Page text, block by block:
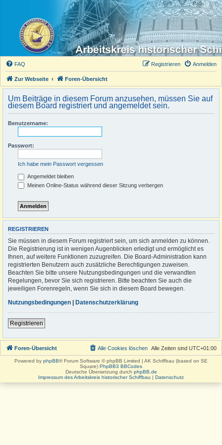
FAQ Anmelden
Registrieren
Zur Webseite Foren-Übersicht
Um Beiträge in diesem Forum anzusehen, müssen Sie auf
diesem Board registriert und angemeldet sein.
Benutzername:
Passwort:
Ich habe mein Passwort vergessen
Angemeldet bleiben
Meinen Online-Status während dieser Sitzung verbergen
REGISTRIEREN
Sie müssen in diesem Forum registriert sein, um sich anmelden zu können.
Die Registrierung ist in wenigen Augenblicken erledigt und ermöglicht es
Ihnen, auf weitere Funktionen zuzugreifen. Die Board-Administration kann
registrierten Benutzern auch zusätzliche Berechtigungen zuweisen.
Beachten Sie bitte unsere Nutzungsbedingungen und die verwandten
Regelungen, bevor Sie sich registrieren. Bitte beachten Sie auch die
jeweiligen Forenregeln, wenn Sie sich in diesem Board bewegen.
Nutzungsbedingungen | Datenschutzerklärung
Registrieren
Foren-Übersicht Alle Zeiten sind UTC+01:00
Alle Cookies löschen
Powered by phpBB® Forum Software © phpBB Limited | AK Schiffbau (based on SE
Square) PhpBB3 BBCodes
Deutsche Übersetzung durch phpBB.de
Impressum des Arbeitskreis historischer Schiffbau | Datenschutz